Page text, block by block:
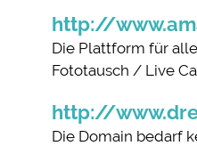
http://
Die Plattform für
Fototausch / Live
http://
Die Domain bedarf